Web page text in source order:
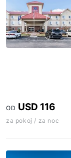
OD USD 116
za pokoj / za noc